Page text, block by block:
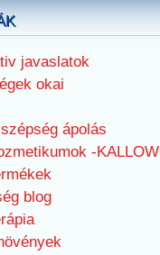
javaslatok
okai
ápolás
-KALLOW
blog